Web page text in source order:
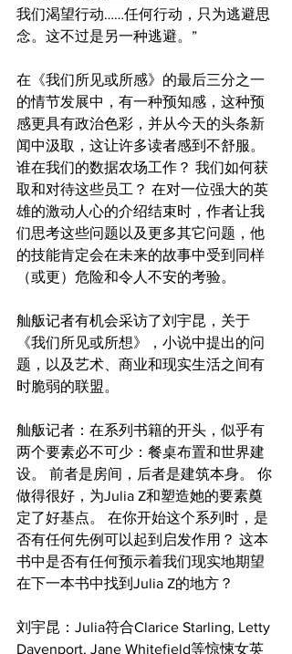
我们渴望行动……任何行动，只为逃避思
念。这不过是另一种逃避。”
在《我们所见或所感》的最后三分之一
的情节发展中，有一种预知感，这种预
感更具有政治色彩，并从今天的头条新
闻中汲取，这让许多读者感到不舒服。
谁在我们的数据农场工作？ 我们如何获
取和对待这些员工？ 在对一位强大的英
雄的激动人心的介绍结束时，作者让我
们思考这些问题以及更多其它问题，他
的技能肯定会在未来的故事中受到同样
（或更）危险和令人不安的考验。
舢舨记者有机会采访了刘宇昆，关于
《我们所见或所想》，小说中提出的问
题，以及艺术、商业和现实生活之间有
时脆弱的联盟。
舢舨记者：在系列书籍的开头，似乎有
两个要素必不可少：餐桌布置和世界建
设。 前者是房间，后者是建筑本身。 你
做得很好，为Julia Z和塑造她的要素奠
定了好基点。 在你开始这个系列时，是
否有任何先例可以起到启发作用？ 这本
书中是否有任何预示着我们现实地期望
在下一本书中找到Julia Z的地方？
刘宇昆：Julia符合Clarice Starling, Letty
Davenport, Jane Whitefield等惊悚女英